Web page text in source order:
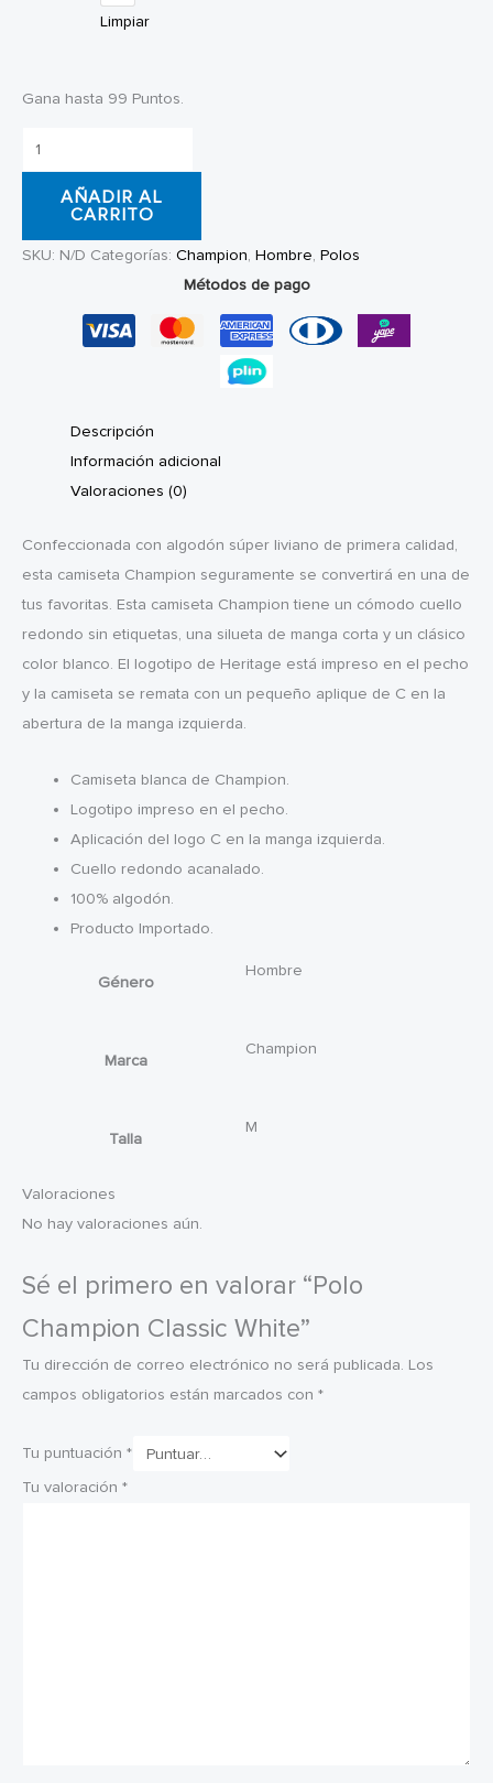
Limpiar
Gana hasta 99 Puntos.
Polo
Champion
Classic
cantidad
AÑADIR AL
CARRITO
SKU: N/D Categorías: Champion, Hombre, Polos
Métodos de pago
Descripción
Información adicional
Valoraciones (0)
Confeccionada con algodón súper liviano de primera calidad,
esta camiseta Champion seguramente se convertirá en una de
tus favoritas. Esta camiseta Champion tiene un cómodo cuello
redondo sin etiquetas, una silueta de manga corta y un clásico
color blanco. El logotipo de Heritage está impreso en el pecho
y la camiseta se remata con un pequeño aplique de C en la
abertura de la manga izquierda.
Camiseta blanca de Champion.
Logotipo impreso en el pecho.
Aplicación del logo C en la manga izquierda.
Cuello redondo acanalado.
100% algodón.
Producto Importado.
Género
Hombre
Marca
Champion
Talla
M
Valoraciones
No hay valoraciones aún.
Sé el primero en valorar “Polo
Champion Classic White”
Tu dirección de correo electrónico no será publicada. Los
campos obligatorios están marcados con *
Tu puntuación *
Tu valoración *